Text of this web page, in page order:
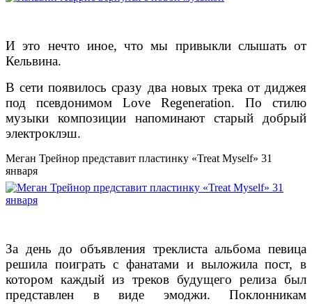
И это нечто иное, что мы привыкли слышать от
Кельвина.
В сети появилось сразу два новых трека от диджея
под псевдонимом Love Regeneration. По стилю
музыки композиции напоминают старый добрый
электроклэш.
Меган Трейнор представит пластинку «Treat Myself» 31
января
За день до объявления треклиста альбома певица
решила поиграть с фанатами и выложила пост, в
котором каждый из треков будущего релиза был
представлен в виде эмоджи. Поклонникам